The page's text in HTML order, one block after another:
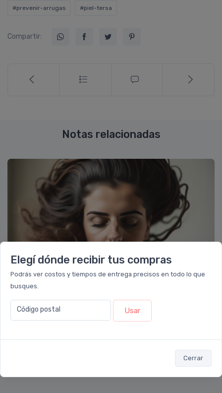
Elegí dónde recibir tus compras
Podrás ver costos y tiempos de entrega precisos en todo lo que
busques.
Código postal Usar
Cerrar
#prevenir-arrugas #piel-tersa
Compartir:
Notas relacionadas
fede_nussbaum
Cuidados Esenciales para un Cuero Cabelludo